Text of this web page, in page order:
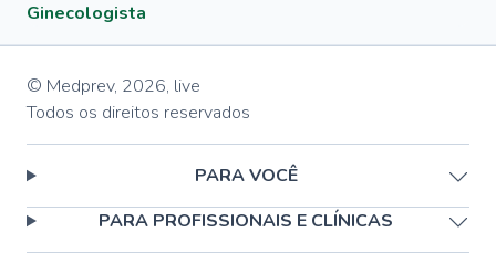
Ginecologista
© Medprev, 2026, live
Todos os direitos reservados
PARA VOCÊ
PARA PROFISSIONAIS E CLÍNICAS